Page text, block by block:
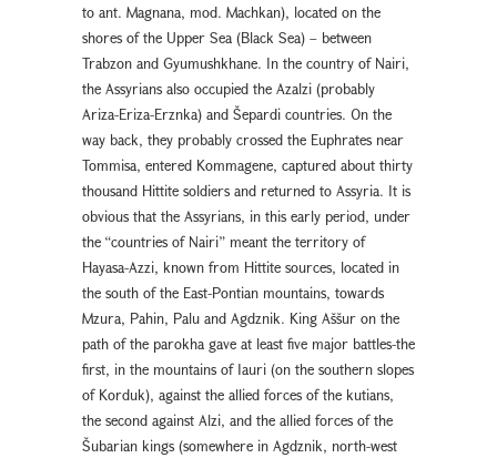
to ant. Magnana, mod. Machkan), located on the
shores of the Upper Sea (Black Sea) – between
Trabzon and Gyumushkhane. In the country of Nairi,
the Assyrians also occupied the Azalzi (probably
Ariza-Eriza-Erznka) and Šepardi countries. On the
way back, they probably crossed the Euphrates near
Tommisa, entered Kommagene, captured about thirty
thousand Hittite soldiers and returned to Assyria. It is
obvious that the Assyrians, in this early period, under
the “countries of Nairi” meant the territory of
Hayasa-Azzi, known from Hittite sources, located in
the south of the East-Pontian mountains, towards
Mzura, Pahin, Palu and Agdznik. King Aššur on the
path of the parokha gave at least five major battles-the
first, in the mountains of Iauri (on the southern slopes
of Korduk), against the allied forces of the kutians,
the second against Alzi, and the allied forces of the
Šubarian kings (somewhere in Agdznik, north-west